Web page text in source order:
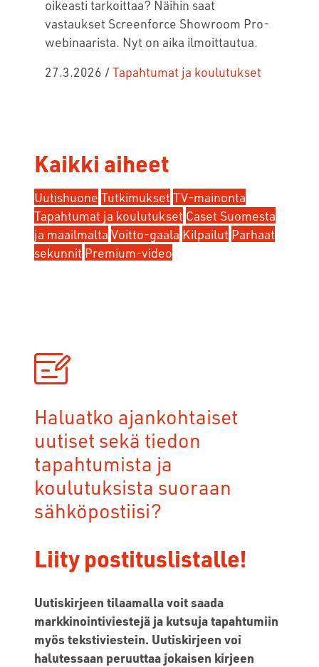
oikeasti tarkoittaa? Näihin saat
vastaukset Screenforce Showroom Pro-
webinaarista. Nyt on aika ilmoittautua.
27.3.2026 /Tapahtumat ja koulutukset
Kaikki aiheet
Uutishuone Tutkimukset TV-mainonta
Tapahtumat ja koulutukset Caset Suomesta
ja maailmalta Voitto-gaala Kilpailut Parhaat
sekunnit Premium-video
Haluatko ajankohtaiset
uutiset sekä tiedon
tapahtumista ja
koulutuksista suoraan
sähköpostiisi?
Liity postituslistalle!
Uutiskirjeen tilaamalla voit saada
markkinointiviestejä ja kutsuja tapahtumiin
myös tekstiviestein. Uutiskirjeen voi
halutessaan peruuttaa jokaisen kirjeen